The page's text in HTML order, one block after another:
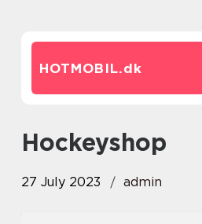
HOTMOBIL.dk
Hockeyshop
27 July 2023 admin